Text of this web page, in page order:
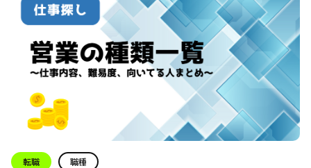
転職
職種